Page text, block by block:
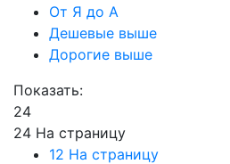
От Я до А
Дешевые выше
Дорогие выше
Показать:
24
24 На страницу
12 На страницу